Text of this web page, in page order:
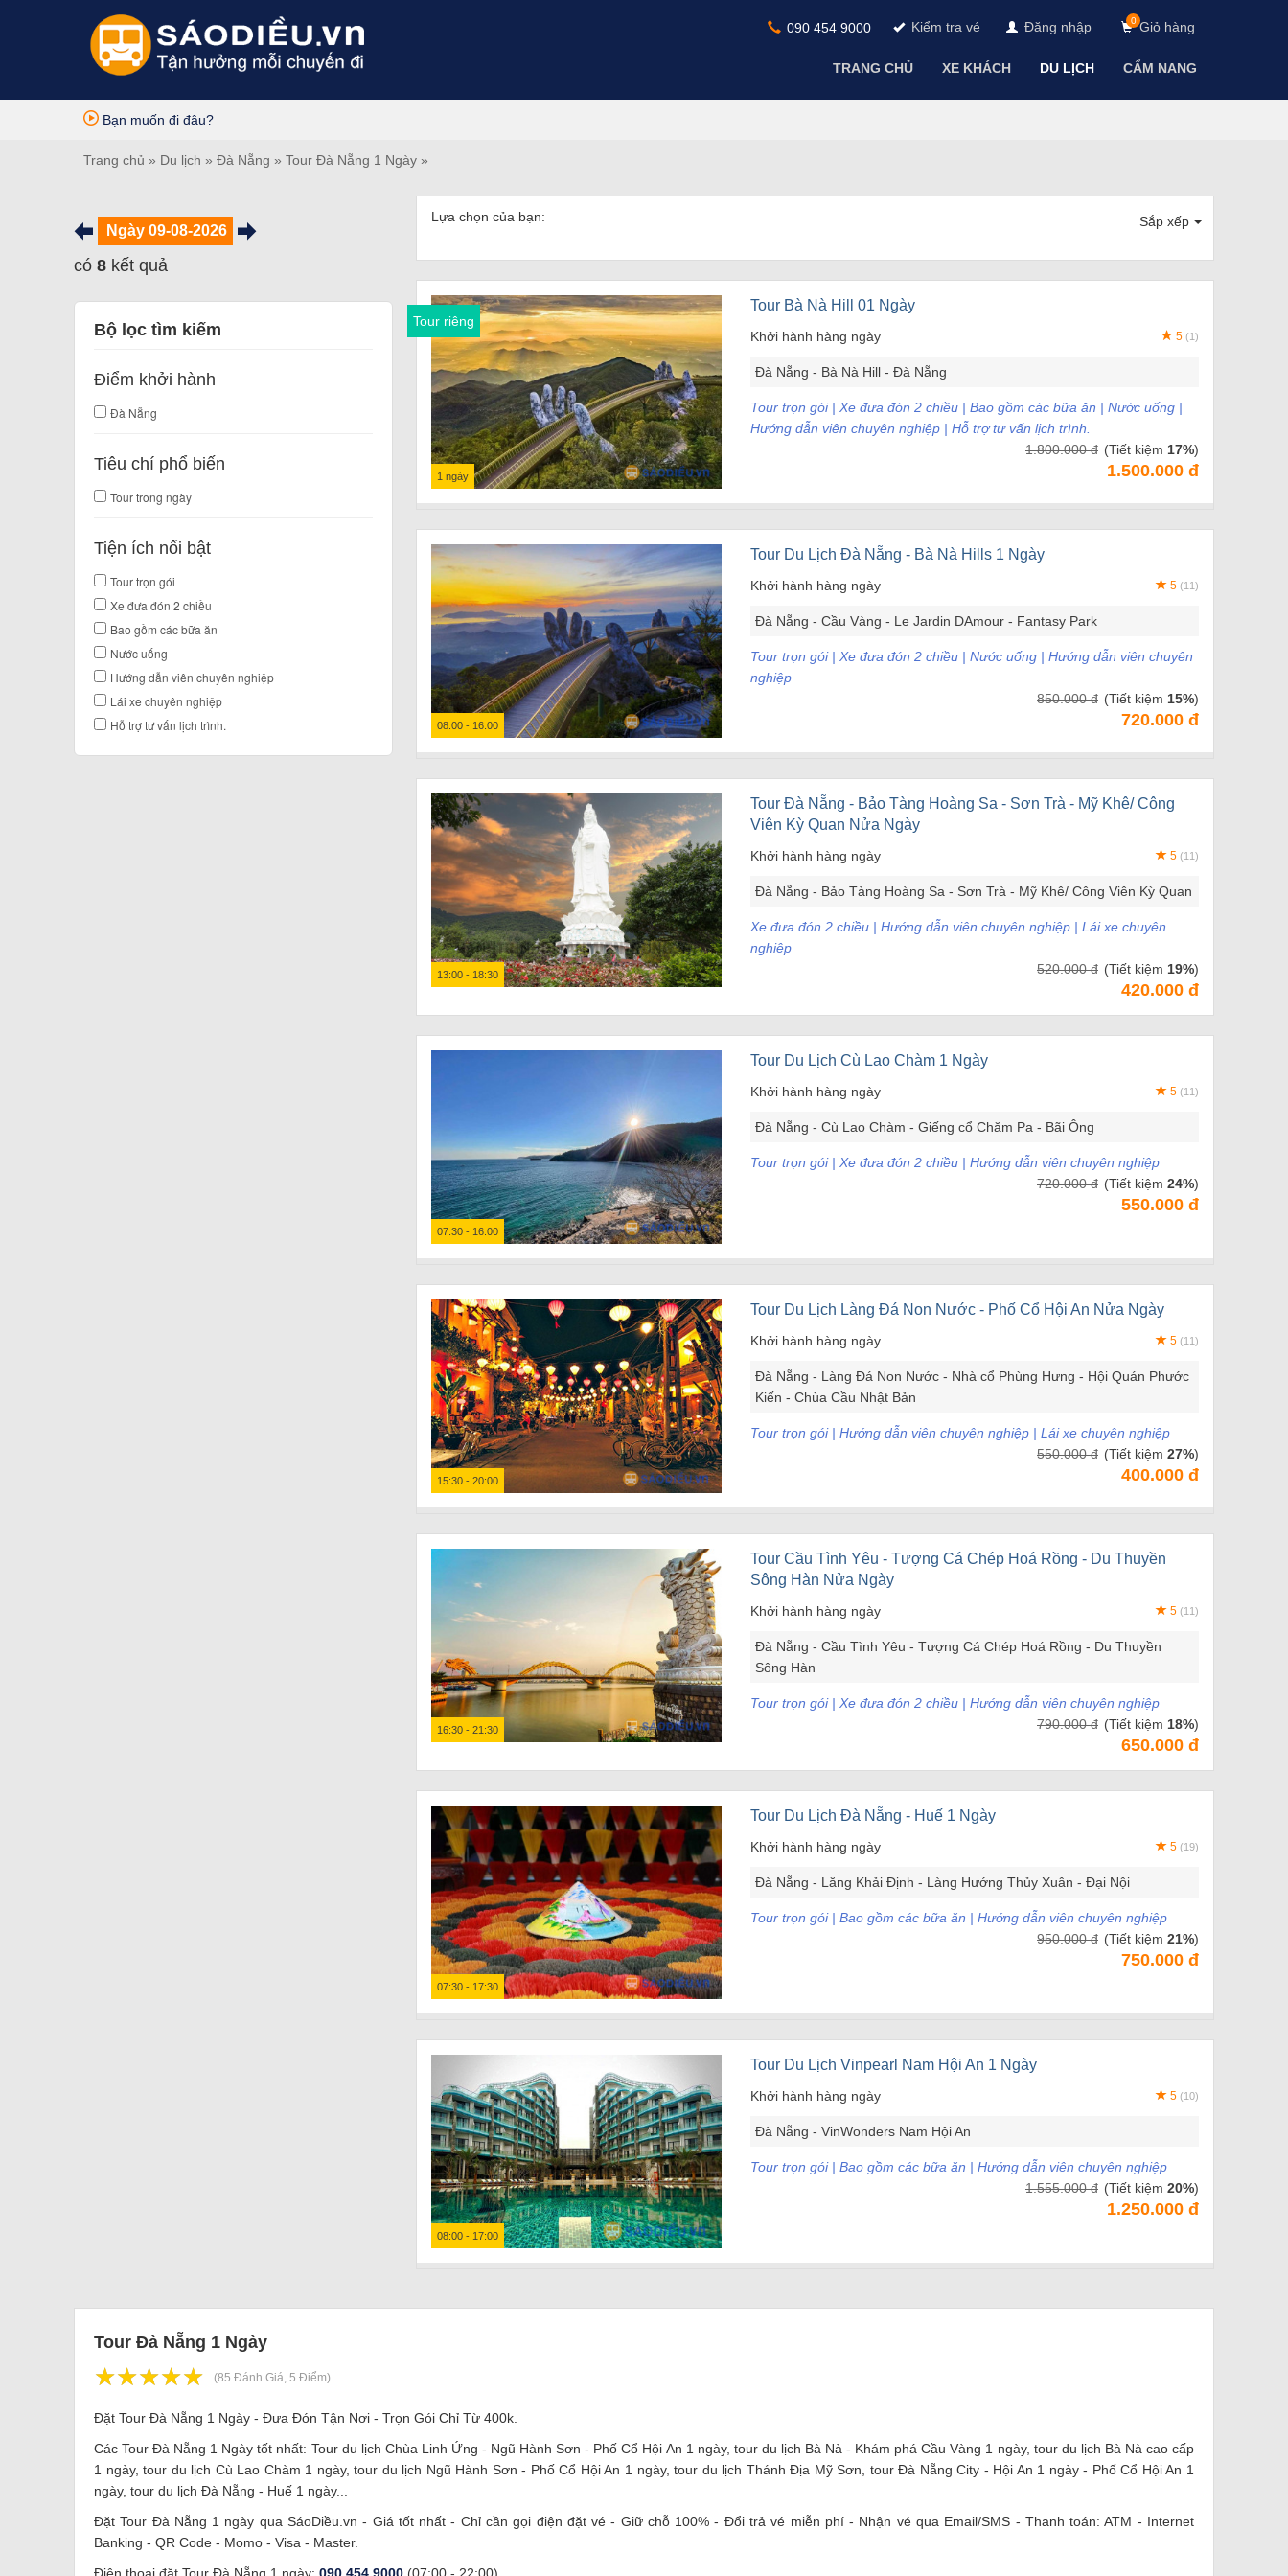
Kiểm tra vé Đăng nhập Giỏ hàng
0
090 454 9000
TRANG CHỦ XE KHÁCH DU LỊCH CẨM NANG
Bạn muốn đi đâu?
Trang chủ » Du lịch » Đà Nẵng » Tour Đà Nẵng 1 Ngày »
Ngày
có 8 kết quả
Bộ lọc tìm kiếm
Điểm khởi hành
Đà Nẵng
Tiêu chí phổ biến
Tour trong ngày
Tiện ích nổi bật
Tour trọn gói
Xe đưa đón 2 chiều
Bao gồm các bữa ăn
Nước uống
Hướng dẫn viên chuyên nghiệp
Lái xe chuyên nghiệp
Hỗ trợ tư vấn lịch trình.
Sắp xếp
Lựa chọn của bạn:
Tour riêng
1 ngày
Tour Bà Nà Hill 01 Ngày
Khởi hành hàng ngày 5 (1)
Đà Nẵng - Bà Nà Hill - Đà Nẵng
Tour trọn gói | Xe đưa đón 2 chiều | Bao gồm các bữa ăn | Nước uống |
Hướng dẫn viên chuyên nghiệp | Hỗ trợ tư vấn lịch trình.
1.800.000 đ (Tiết kiệm 17%)
1.500.000 đ
08:00 - 16:00
Tour Du Lịch Đà Nẵng - Bà Nà Hills 1 Ngày
Khởi hành hàng ngày 5 (11)
Đà Nẵng - Cầu Vàng - Le Jardin DAmour - Fantasy Park
Tour trọn gói | Xe đưa đón 2 chiều | Nước uống | Hướng dẫn viên chuyên
nghiệp
850.000 đ (Tiết kiệm 15%)
720.000 đ
13:00 - 18:30
Tour Đà Nẵng - Bảo Tàng Hoàng Sa - Sơn Trà - Mỹ Khê/ Công
Viên Kỳ Quan Nửa Ngày
Khởi hành hàng ngày 5 (11)
Đà Nẵng - Bảo Tàng Hoàng Sa - Sơn Trà - Mỹ Khê/ Công Viên Kỳ Quan
Xe đưa đón 2 chiều | Hướng dẫn viên chuyên nghiệp | Lái xe chuyên
nghiệp
520.000 đ (Tiết kiệm 19%)
420.000 đ
07:30 - 16:00
Tour Du Lịch Cù Lao Chàm 1 Ngày
Khởi hành hàng ngày 5 (11)
Đà Nẵng - Cù Lao Chàm - Giếng cổ Chăm Pa - Bãi Ông
Tour trọn gói | Xe đưa đón 2 chiều | Hướng dẫn viên chuyên nghiệp
720.000 đ (Tiết kiệm 24%)
550.000 đ
15:30 - 20:00
Tour Du Lịch Làng Đá Non Nước - Phố Cổ Hội An Nửa Ngày
Khởi hành hàng ngày 5 (11)
Đà Nẵng - Làng Đá Non Nước - Nhà cổ Phùng Hưng - Hội Quán Phước
Kiến - Chùa Cầu Nhật Bản
Tour trọn gói | Hướng dẫn viên chuyên nghiệp | Lái xe chuyên nghiệp
550.000 đ (Tiết kiệm 27%)
400.000 đ
16:30 - 21:30
Tour Cầu Tình Yêu - Tượng Cá Chép Hoá Rồng - Du Thuyền
Sông Hàn Nửa Ngày
Khởi hành hàng ngày 5 (11)
Đà Nẵng - Cầu Tình Yêu - Tượng Cá Chép Hoá Rồng - Du Thuyền
Sông Hàn
Tour trọn gói | Xe đưa đón 2 chiều | Hướng dẫn viên chuyên nghiệp
790.000 đ (Tiết kiệm 18%)
650.000 đ
07:30 - 17:30
Tour Du Lịch Đà Nẵng - Huế 1 Ngày
Khởi hành hàng ngày 5 (19)
Đà Nẵng - Lăng Khải Định - Làng Hướng Thủy Xuân - Đại Nội
Tour trọn gói | Bao gồm các bữa ăn | Hướng dẫn viên chuyên nghiệp
950.000 đ (Tiết kiệm 21%)
750.000 đ
08:00 - 17:00
Tour Du Lịch Vinpearl Nam Hội An 1 Ngày
Khởi hành hàng ngày 5 (10)
Đà Nẵng - VinWonders Nam Hội An
Tour trọn gói | Bao gồm các bữa ăn | Hướng dẫn viên chuyên nghiệp
1.555.000 đ (Tiết kiệm 20%)
1.250.000 đ
Tour Đà Nẵng 1 Ngày
☆☆☆☆☆
★★★★★ (85 Đánh Giá, 5 Điểm)
Đặt Tour Đà Nẵng 1 Ngày - Đưa Đón Tận Nơi - Trọn Gói Chỉ Từ 400k.
Các Tour Đà Nẵng 1 Ngày tốt nhất: Tour du lịch Chùa Linh Ứng - Ngũ Hành Sơn - Phố Cổ Hội An 1 ngày, tour du lịch Bà Nà - Khám phá Cầu Vàng 1 ngày, tour du lịch Bà Nà cao cấp
1 ngày, tour du lịch Cù Lao Chàm 1 ngày, tour du lịch Ngũ Hành Sơn - Phố Cổ Hội An 1 ngày, tour du lịch Thánh Địa Mỹ Sơn, tour Đà Nẵng City - Hội An 1 ngày - Phố Cổ Hội An 1
ngày, tour du lịch Đà Nẵng - Huế 1 ngày...
Đặt Tour Đà Nẵng 1 ngày qua SáoDiều.vn - Giá tốt nhất - Chỉ cần gọi điện đặt vé - Giữ chỗ 100% - Đổi trả vé miễn phí - Nhận vé qua Email/SMS - Thanh toán: ATM - Internet
Banking - QR Code - Momo - Visa - Master.